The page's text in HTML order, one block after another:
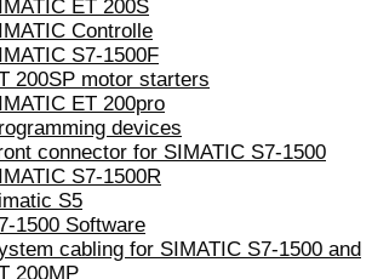
ET 200S
Controlle
S7-1500F
200SP motor starters
ET 200pro
devices
connector for SIMATIC S7-1500
S7-1500R
S5
1500 Software
cabling for SIMATIC S7-1500 and
200MP